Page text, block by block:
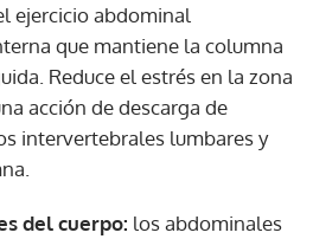
ejercicio abdominal
que mantiene la columna
Reduce el estrés en la zona
acción de descarga de
intervertebrales lumbares y
del cuerpo: los abdominales